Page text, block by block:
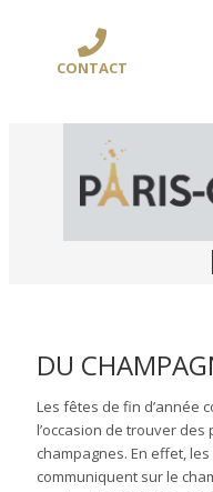
contenuCONTACT
BOUSSOLE **/
DU
Les fêtes de fin d’année
l’occasion de trouver
champagnes. En effet,
communiquent sur le